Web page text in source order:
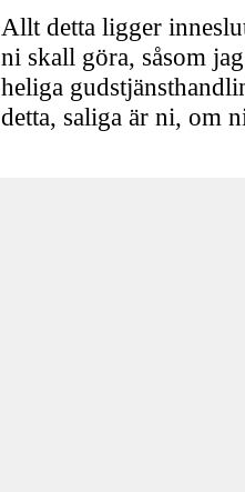
Allt detta ligger
ni skall göra, såsom
heliga
detta, saliga är ni, om